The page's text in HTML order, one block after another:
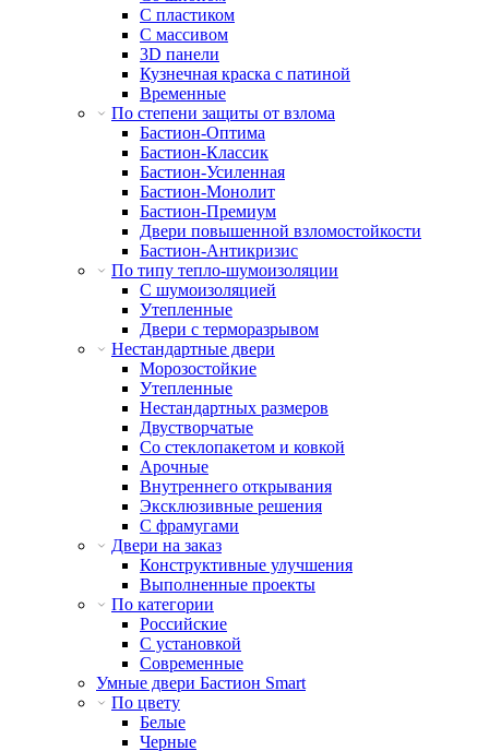
С пластиком
С массивом
3D панели
Кузнечная краска с патиной
Временные
По степени защиты от взлома
Бастион-Оптима
Бастион-Классик
Бастион-Усиленная
Бастион-Монолит
Бастион-Премиум
Двери повышенной взломостойкости
Бастион-Антикризис
По типу тепло-шумоизоляции
С шумоизоляцией
Утепленные
Двери с терморазрывом
Нестандартные двери
Морозостойкие
Утепленные
Нестандартных размеров
Двустворчатые
Со стеклопакетом и ковкой
Арочные
Внутреннего открывания
Эксклюзивные решения
С фрамугами
Двери на заказ
Конструктивные улучшения
Выполненные проекты
По категории
Российские
С установкой
Современные
Умные двери Бастион Smart
По цвету
Белые
Черные